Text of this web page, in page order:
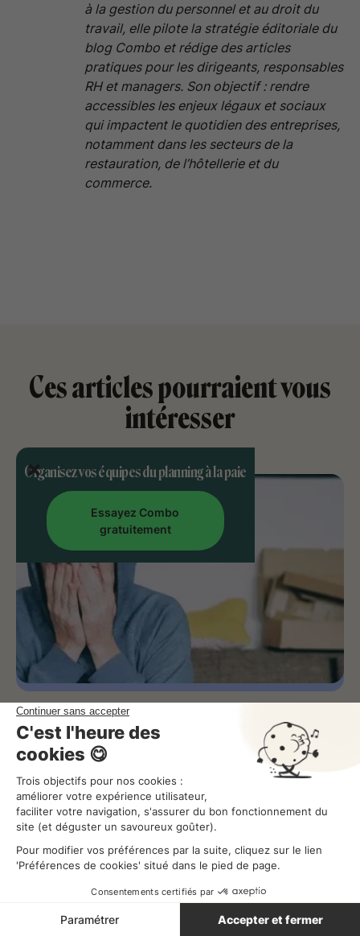
Organisez vos équipes du planning à la paie
Essayez Combo
gratuitement
à la gestion du personnel et au droit du
travail, elle pilote la stratégie éditoriale du
blog Combo et rédige des articles
pratiques pour les dirigeants, responsables
RH et managers. Son objectif : rendre
accessibles les enjeux légaux et sociaux
qui impactent le quotidien des entreprises,
notamment dans les secteurs de la
restauration, de l’hôtellerie et du
commerce.
Ces articles pourraient vous
intéresser
Huit conseils pour réduire le turnover en
hôtellerie-restauration